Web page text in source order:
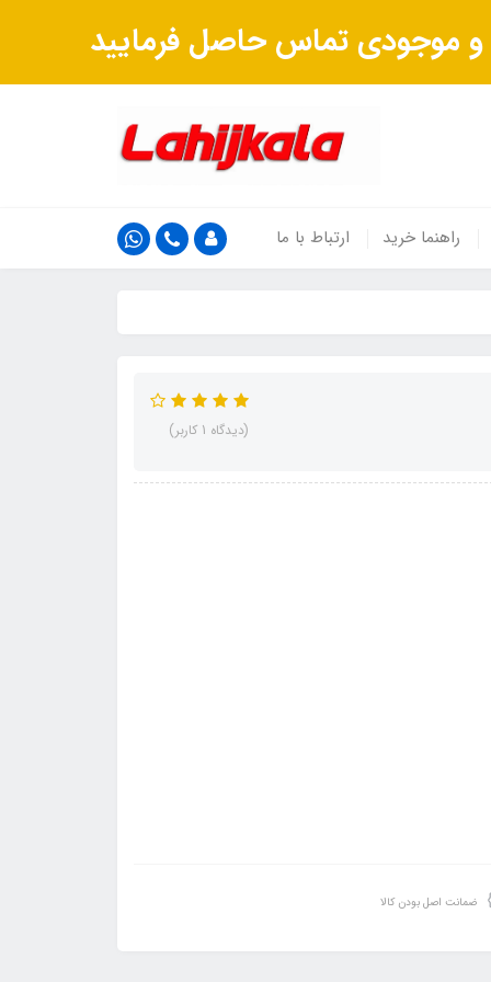
و موجودی تماس حاصل فرمایید
راهنما خرید ارتباط با ما
(دیدگاه 1 کاربر)
ضمانت اصل بودن کالا